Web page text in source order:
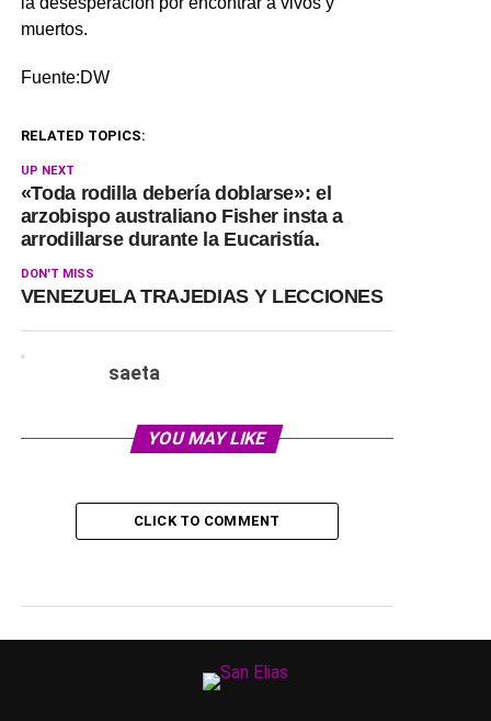
muertos.
Fuente:DW
RELATED TOPICS:
UP NEXT
«Toda rodilla debería doblarse»: el
arzobispo australiano Fisher insta a
arrodillarse durante la Eucaristía.
DON'T MISS
VENEZUELA TRAJEDIAS Y LECCIONES
saeta
YOU MAY LIKE
CLICK TO COMMENT